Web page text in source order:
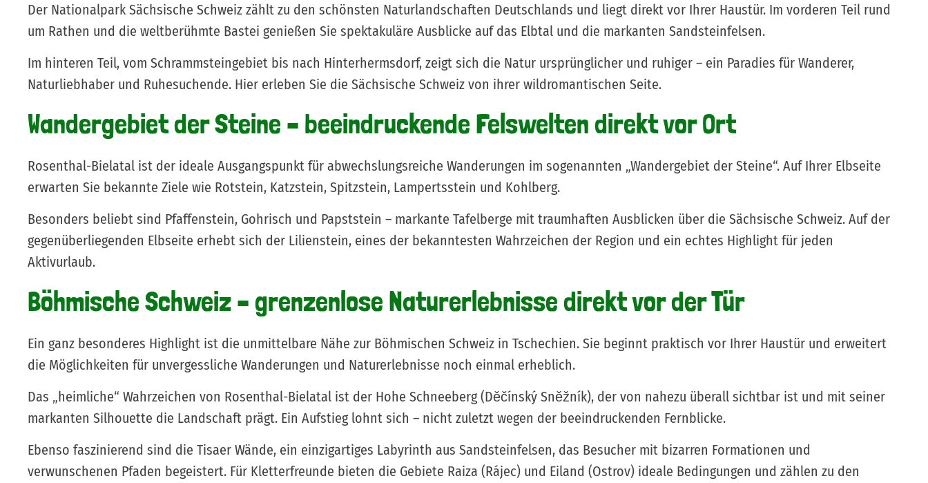
Der Nationalpark Sächsische Schweiz zählt zu den schönsten Naturlandschaften Deutschlands und liegt direkt vor Ihrer Haustür. Im vorderen Teil rund
um Rathen und die weltberühmte Bastei genießen Sie spektakuläre Ausblicke auf das Elbtal und die markanten Sandsteinfelsen.
Im hinteren Teil, vom Schrammsteingebiet bis nach Hinterhermsdorf, zeigt sich die Natur ursprünglicher und ruhiger – ein Paradies für Wanderer,
Naturliebhaber und Ruhesuchende. Hier erleben Sie die Sächsische Schweiz von ihrer wildromantischen Seite.
Wandergebiet der Steine – beeindruckende Felswelten direkt vor Ort
Rosenthal-Bielatal ist der ideale Ausgangspunkt für abwechslungsreiche Wanderungen im sogenannten „Wandergebiet der Steine“. Auf Ihrer Elbseite
erwarten Sie bekannte Ziele wie Rotstein, Katzstein, Spitzstein, Lampertsstein und Kohlberg.
Besonders beliebt sind Pfaffenstein, Gohrisch und Papststein – markante Tafelberge mit traumhaften Ausblicken über die Sächsische Schweiz. Auf der
gegenüberliegenden Elbseite erhebt sich der Lilienstein, eines der bekanntesten Wahrzeichen der Region und ein echtes Highlight für jeden
Aktivurlaub.
Böhmische Schweiz – grenzenlose Naturerlebnisse direkt vor der Tür
Ein ganz besonderes Highlight ist die unmittelbare Nähe zur Böhmischen Schweiz in Tschechien. Sie beginnt praktisch vor Ihrer Haustür und erweitert
die Möglichkeiten für unvergessliche Wanderungen und Naturerlebnisse noch einmal erheblich.
Das „heimliche“ Wahrzeichen von Rosenthal-Bielatal ist der Hohe Schneeberg (Děčínský Sněžník), der von nahezu überall sichtbar ist und mit seiner
markanten Silhouette die Landschaft prägt. Ein Aufstieg lohnt sich – nicht zuletzt wegen der beeindruckenden Fernblicke.
Ebenso faszinierend sind die Tisaer Wände, ein einzigartiges Labyrinth aus Sandsteinfelsen, das Besucher mit bizarren Formationen und
verwunschenen Pfaden begeistert. Für Kletterfreunde bieten die Gebiete Raiza (Rájec) und Eiland (Ostrov) ideale Bedingungen und zählen zu den